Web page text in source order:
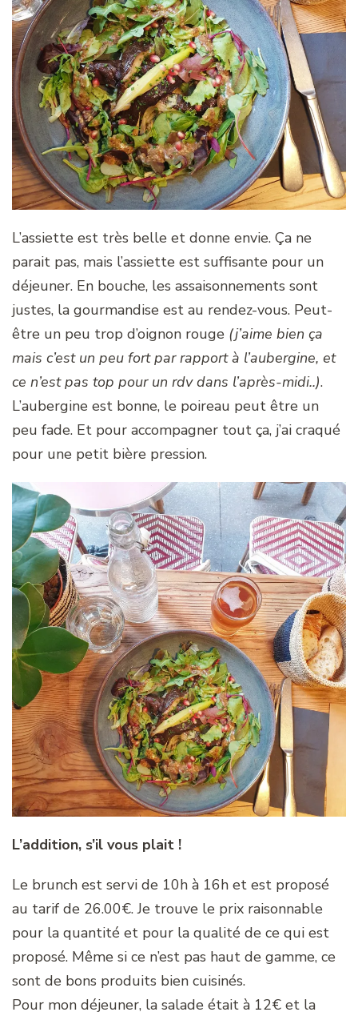
L’assiette est très belle et donne envie. Ça ne
parait pas, mais l’assiette est suffisante pour un
déjeuner. En bouche, les assaisonnements sont
justes, la gourmandise est au rendez-vous. Peut-
être un peu trop d’oignon rouge (j’aime bien ça
mais c’est un peu fort par rapport à l’aubergine, et
ce n’est pas top pour un rdv dans l’après-midi..).
L’aubergine est bonne, le poireau peut être un
peu fade. Et pour accompagner tout ça, j’ai craqué
pour une petit bière pression.
L’addition, s’il vous plait !
Le brunch est servi de 10h à 16h et est proposé
au tarif de 26.00€. Je trouve le prix raisonnable
pour la quantité et pour la qualité de ce qui est
proposé. Même si ce n’est pas haut de gamme, ce
sont de bons produits bien cuisinés.
Pour mon déjeuner, la salade était à 12€ et la